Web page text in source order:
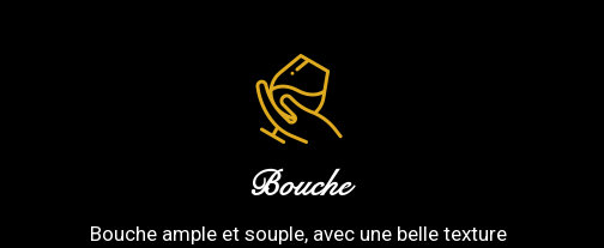
Bouche
Bouche ample et souple, avec une belle texture